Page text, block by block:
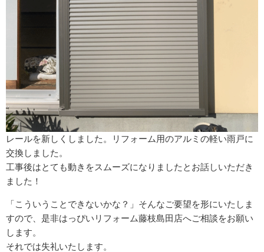
レールを新しくしました。リフォーム用のアルミの軽い雨戸に
交換しました。
工事後はとても動きをスムーズになりましたとお話しいただき
ました！
「こういうことできないかな？」そんなご要望を形にいたしま
すので、是非はっぴいリフォーム藤枝島田店へご相談をお願い
します。
それでは失礼いたします。